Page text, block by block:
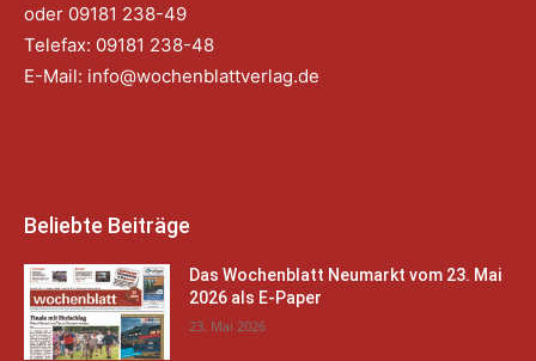
oder 09181 238-49
Telefax: 09181 238-48
E-Mail: info@wochenblattverlag.de
Beliebte Beiträge
Das Wochenblatt Neumarkt vom 23. Mai
2026 als E-Paper
23. Mai 2026